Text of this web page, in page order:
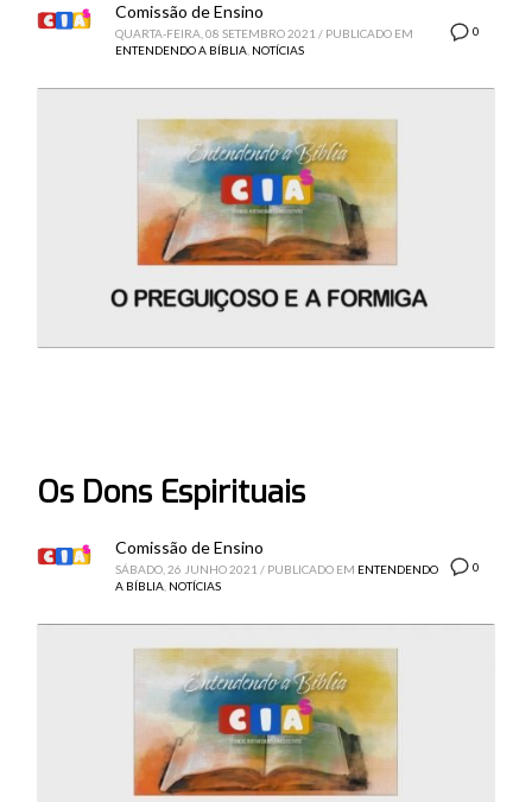
0
Comissão de Ensino
QUARTA-FEIRA, 08 SETEMBRO 2021 / PUBLICADO EM
ENTENDENDO A BÍBLIA, NOTÍCIAS
Os Dons Espirituais
0
Comissão de Ensino
SÁBADO, 26 JUNHO 2021 / PUBLICADO EM ENTENDENDO
A BÍBLIA, NOTÍCIAS